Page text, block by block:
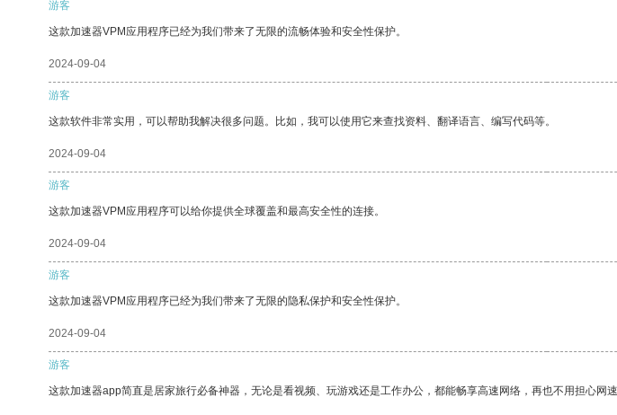
游客
这款加速器VPM应用程序已经为我们带来了无限的流畅体验和安全性保护。
2024-09-04
游客
这款软件非常实用，可以帮助我解决很多问题。比如，我可以使用它来查找资料、翻译语言、编写代码等。
2024-09-04
游客
这款加速器VPM应用程序可以给你提供全球覆盖和最高安全性的连接。
2024-09-04
游客
这款加速器VPM应用程序已经为我们带来了无限的隐私保护和安全性保护。
2024-09-04
游客
这款加速器app简直是居家旅行必备神器，无论是看视频、玩游戏还是工作办公，都能畅享高速网络，再也不用担心